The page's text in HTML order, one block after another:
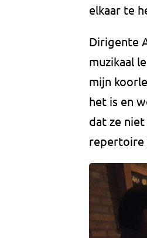
elkaar te
Dirigente
muzikaal
mijn
het is en
dat ze
repertoire